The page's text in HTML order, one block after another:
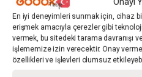
En iyi deneyimleri sunmak için, cihaz
erişmek amacıyla çerezler gibi
vermek, bu sitedeki tarama davranışı
işlememize izin verecektir. Onay
özellikleri ve işlevleri olumsuz
Üzerindeki yazılabilir
adı ve tekrar bilgilerini
imkânı sunar. Hızlı